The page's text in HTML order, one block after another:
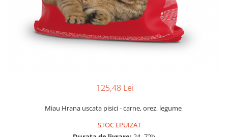
125,48 Lei
Miau Hrana uscata pisici - carne, orez, legume
STOC EPUIZAT